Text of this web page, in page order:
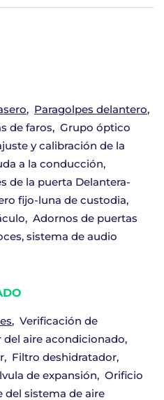
Paragolpes delantero
de faros
Grupo óptico
y calibración de la
a la conducción
de la puerta Delantera-
fijo-luna de custodia
Adornos de puertas
sistema de audio
Verificación de
aire acondicionado
Filtro deshidratador
de expansión
Orificio
del sistema de aire